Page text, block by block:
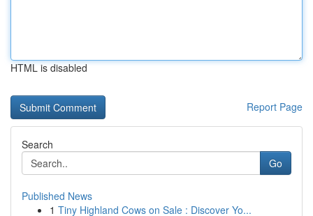
HTML is disabled
Report Page
Search
Go
Published News
1 Tiny Highland Cows on Sale : Discover Yo...